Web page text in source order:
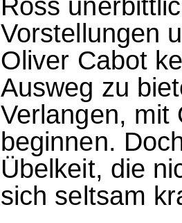
Ross
Vorstellungen
Oliver Cabot
Ausweg zu
Verlangen, mit
beginnen.
Übelkeit, die
sich seltsam